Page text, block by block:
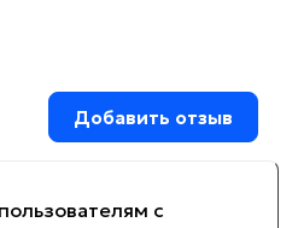
с
Добавить отзыв